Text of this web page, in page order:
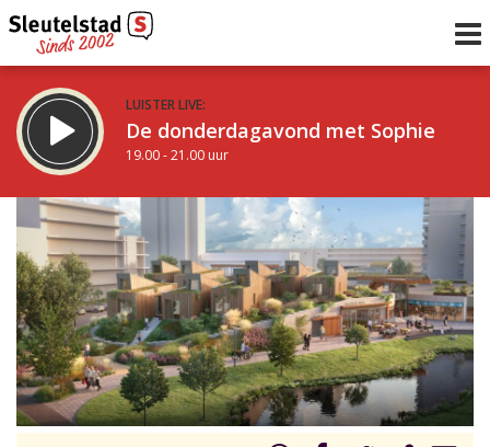
LUISTER LIVE:
De donderdagavond met Sophie
19.00 - 21.00 uur
STRAKS:
De avond van Sleutelstad
21.00 - 0.00 uur
Vorig uur
uur 1 van 0 Volgend uur
Inklappen